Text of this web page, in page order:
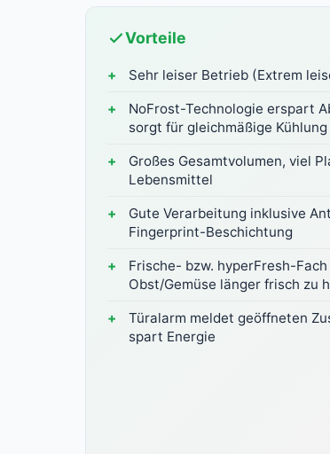
Vorteile
Sehr leiser Betrieb (Extrem
NoFrost-Technologie erspart
sorgt für gleichmäßige Kühlung
Großes Gesamtvolumen, viel
Lebensmittel
Gute Verarbeitung inklusive
Fingerprint-Beschichtung
Frische- bzw. hyperFresh-
Obst/Gemüse länger frisch zu
Türalarm meldet geöffneten
spart Energie